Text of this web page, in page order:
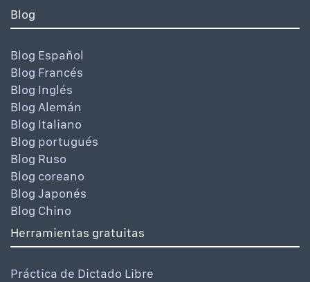
Blog
Blog Español
Blog Francés
Blog Inglés
Blog Alemán
Blog Italiano
Blog portugués
Blog Ruso
Blog coreano
Blog Japonés
Blog Chino
Herramientas gratuitas
Práctica de Dictado Libre